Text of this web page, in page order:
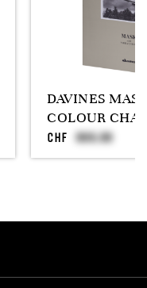
DAVINES
COLOUR
CHF